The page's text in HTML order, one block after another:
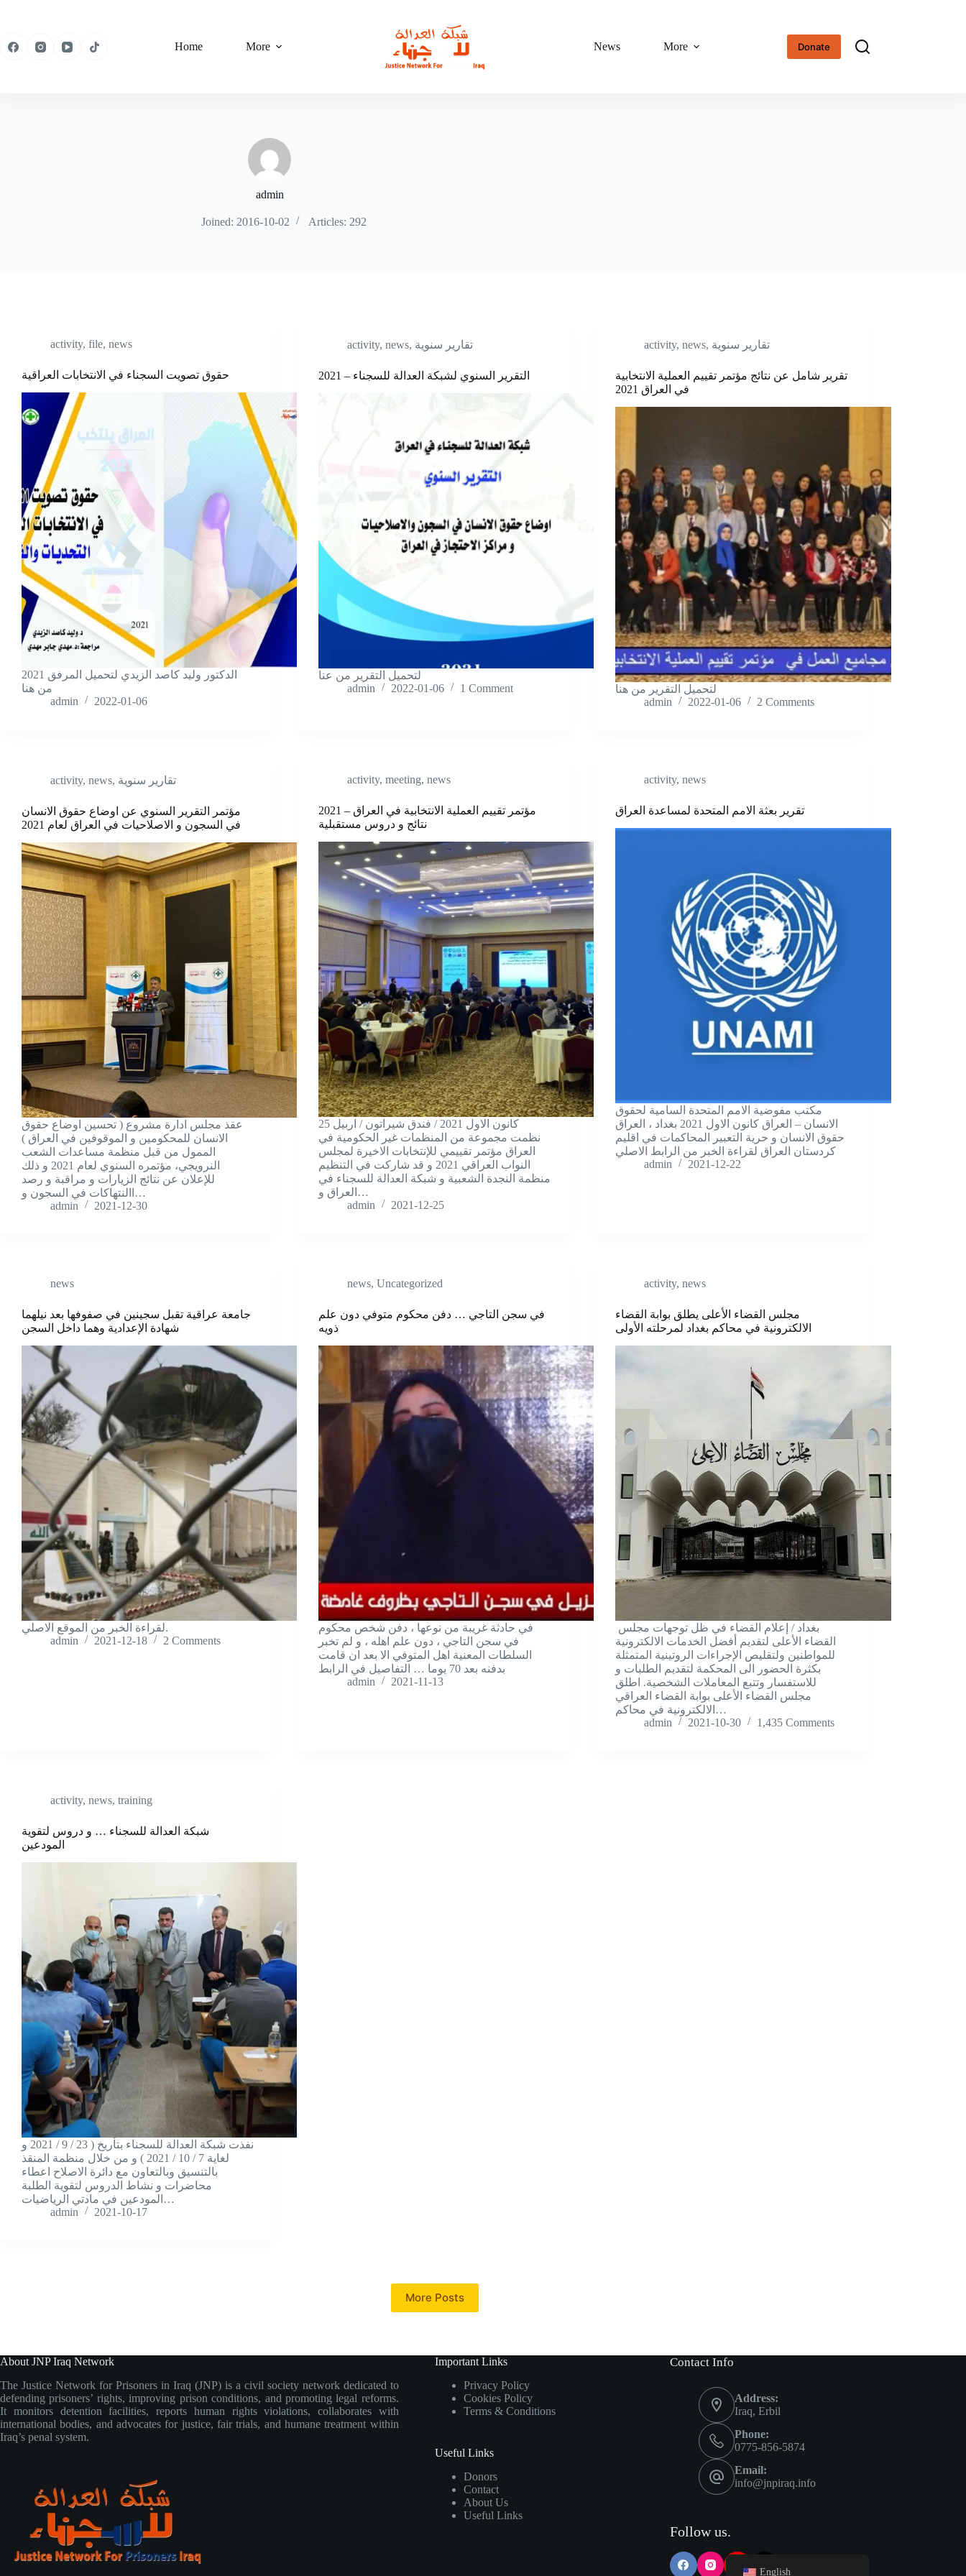
Home
More News More Donate
admin
Joined: 2016-10-02 Articles: 292
activity, file, news
حقوق تصويت السجناء في الانتخابات العراقية
2021 الدكتور وليد كاصد الزيدي لتحمیل المرفق
من هنا
admin
2022-01-06
activity,news, تقارير سنوية
التقرير السنوي لشبكة العدالة للسجناء – 2021
لتحمیل التقریر من عنا
admin
2022-01-06 1 Comment
activity,news, تقارير سنوية
تقرير شامل عن نتائج مؤتمر تقييم العملية الانتخابية
في العراق 2021
لتحمیل التقریر من هنا
admin
2022-01-06 2 Comments
activity, news, تقارير سنوية
مؤتمر التقرير السنوي عن اوضاع حقوق الانسان
في السجون و الاصلاحيات في العراق لعام 2021
عقذ مجلس ادارة مشروع ( تحسين اوضاع حقوق
الانسان للمحكومين و الموقوفين في العراق )
الممول من قبل منظمة مساعدات الشعب
النرويجي، مؤتمره السنوي لعام 2021 و ذلك
للإعلان عن نتائج الزيارات و مراقبة و رصد
االنتهاكات في السجون و…
admin
2021-12-30
activity,meeting,news
مؤتمر تقييم العملية الانتخابية في العراق – 2021
نتائج و دروس مستقبلية
25 كانون الاول 2021 / فندق شيراتون / اربيل
نظمت مجموعة من المنظمات غير الحكومية في
العراق مؤتمر تقييمي للإنتخابات الاخيرة لمجلس
النواب العراقي 2021 و قد شاركت في التنظيم
منظمة النجدة الشعبية و شبكة العدالة للسجناء في
العراق و…
admin
2021-12-25
activity,news
تقریر بعثة الامم المتحدة لمساعدة العراق
مكتب مفوضية الامم المتحدة السامية لحقوق
الانسان – العراق كانون الاول 2021 بغداد ، العراق
حقوق الانسان و حرية التعبير المحاكمات في اقليم
كردستان العراق لقراءة الخبر من الرابط الاصلي
admin
2021-12-22
news
جامعة عراقية تقبل سجينين في صفوفها بعد نيلهما
شهادة الإعدادية وهما داخل السجن
لقراءة الخبر من الموقع الاصلي.
admin
2021-12-18 2 Comments
news,Uncategorized
في سجن التاجي … دفن محكوم متوفي دون علم
ذويه
في حادثة غريبة من نوعها ، دفن شخص محكوم
في سجن التاجي ، دون علم اهله ، و لم تخبر
السلطات المعنية اهل المتوفي الا بعد ان قامت
بدفنه بعد 70 يوما … التفاصيل في الرابط
admin
2021-11-13
activity,news
مجلس القضاء الأعلى يطلق بوابة القضاء
الالكترونية في محاكم بغداد لمرحلته الأولى
القضاء الأعلى لتقديم أفضل الخدمات الالكترونية
للمواطنين ولتقليص الإجراءات الروتينية المتمثلة
بكثرة الحضور الى المحكمة لتقديم الطلبات و
للاستفسار وتتبع المعاملات الشخصية. اطلق
مجلس القضاء الأعلى بوابة القضاء العراقي
الالكترونية في محاكم…
admin
2021-10-30 1,435 Comments
activity, news, training
شبكة العدالة للسجناء … و دروس لتقوية
المودعين
نفذت شبكة العدالة للسجناء بتأريخ ( 23 / 9 / 2021 و
لغاية 7 / 10 / 2021 ) و من خلال منظمة المنقذ
بالتنسيق وبالتعاون مع دائرة الاصلاح اعطاء
محاضرات و نشاط الدروس لتقوية الطلبة
المودعين في مادتي الرياضيات…
admin
2021-10-17
More Posts
About JNP Iraq Network
The Justice Network for Prisoners in Iraq (JNP) is a civil society network dedicated to
defending prisoners’ rights, improving prison conditions, and promoting legal reforms.
It monitors detention facilities, reports human rights violations, collaborates with
international bodies, and advocates for justice, fair trials, and humane treatment within
Iraq’s penal system.
Important Links
Privacy Policy
Cookies Policy
Terms & Conditions
Useful Links
Donors
Contact
About Us
Useful Links
Contact Info
Address:
Iraq, Erbil
Phone:
0775-856-5874
Email:
info@jnpiraq.info
Follow us.
English